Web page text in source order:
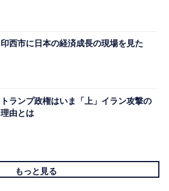
印西市に日本の経済成長の現場を見た
トランプ政権はいま「上」イラン攻撃の
理由とは
もっと見る